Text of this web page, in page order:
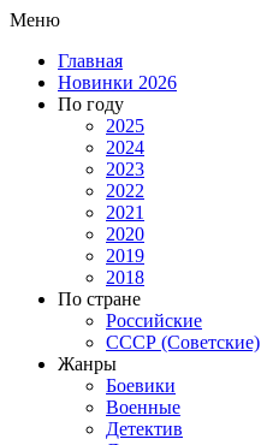
Меню
Главная
Новинки 2026
По году
2025
2024
2023
2022
2021
2020
2019
2018
По стране
Российские
СССР (Советские)
Жанры
Боевики
Военные
Детектив